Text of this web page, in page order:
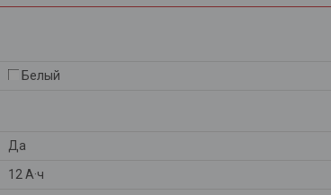
Белый
Да
12 А·ч